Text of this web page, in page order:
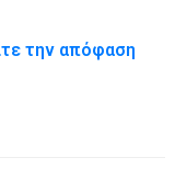
την απόφαση